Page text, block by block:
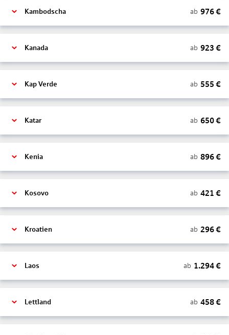
Kambodscha ab 976€
Kanada ab 923 €
Kap Verde ab 555 €
Katar ab 650€
Kenia ab 896€
Kosovo ab 421 €
Kroatien ab 296€
Laos ab 1.294€
Lettland ab 458€